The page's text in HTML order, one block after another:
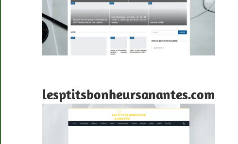
lesptitsbonheursanantes.com